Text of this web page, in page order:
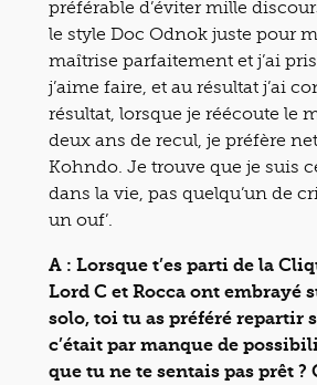
préférable d’éviter mille
le style Doc Odnok juste pour
maîtrise parfaitement et j’ai
j’aime faire, et au résultat j’ai
résultat, lorsque je réécoute le
deux ans de recul, je préfère
Kohndo. Je trouve que je suis
dans la vie, pas quelqu’un de
un ouf’.
A : Lorsque t’es parti de la
Lord C et Rocca ont embrayé
solo, toi tu as préféré repartir
c’était par manque de
que tu ne te sentais pas prêt ?